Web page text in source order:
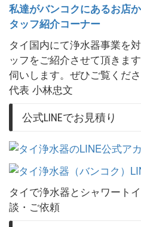
私達がバンコクにあるお店
タッフ紹介コーナー
タイ国内にて浄水器事業を
ッフをご紹介させて頂きま
伺いします。ぜひご覧くだ
代表 小林忠文
公式LINEでお見積り
タイで浄水器とシャワート
談・ご依頼